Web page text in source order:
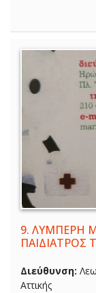
9. ΛΥΜΠΕΡΗ
ΠΑΙΔΙΑΤΡΟΣ
Διεύθυνση:
Αττικής